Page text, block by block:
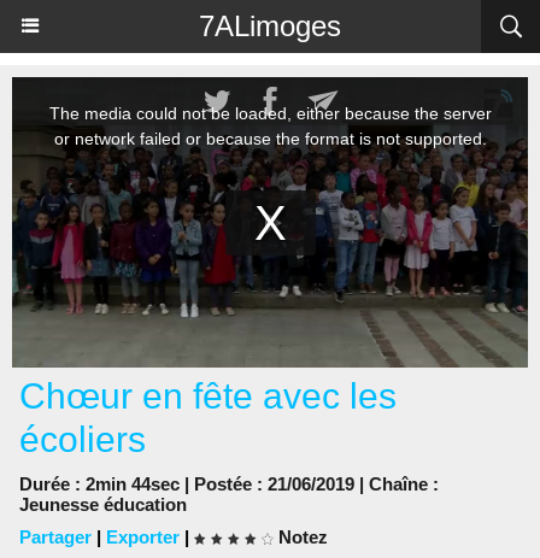
7ALimoges
Chœur en fête avec les
écoliers
Durée : 2min 44sec | Postée : 21/06/2019 | Chaîne :
Jeunesse éducation
Partager | Exporter |
Notez